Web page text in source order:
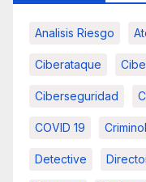
Analisis Riesgo
Ciberataque
Ciberseguridad
COVID 19
Detective